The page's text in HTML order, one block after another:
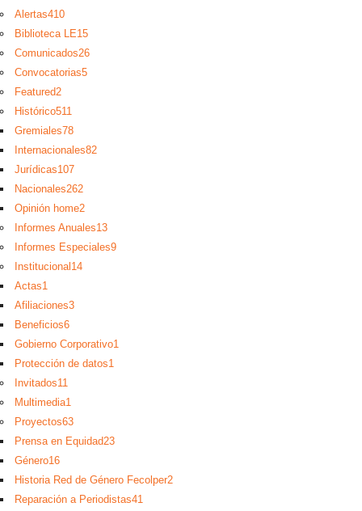
Alertas410
Biblioteca LE15
Comunicados26
Convocatorias5
Featured2
Histórico511
Gremiales78
Internacionales82
Jurídicas107
Nacionales262
Opinión home2
Informes Anuales13
Informes Especiales9
Institucional 14
Actas1
Afiliaciones3
Beneficios6
Gobierno Corporativo1
Protección de datos1
Invitados11
Multimedia1
Proyectos63
Prensa en Equidad23
Género16
Historia Red de Género Fecolper2
Reparación a Periodistas41